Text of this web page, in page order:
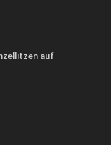
auf